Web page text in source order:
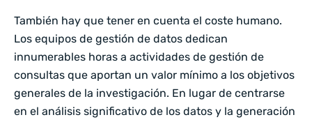
También hay que tener en cuenta el coste humano.
Los equipos de gestión de datos dedican
innumerables horas a actividades de gestión de
consultas que aportan un valor mínimo a los objetivos
generales de la investigación. En lugar de centrarse
en el análisis significativo de los datos y la generación